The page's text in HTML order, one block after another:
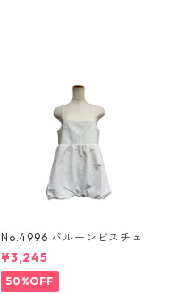
No.4996 バルーンビスチェ
¥3,245
50%OFF